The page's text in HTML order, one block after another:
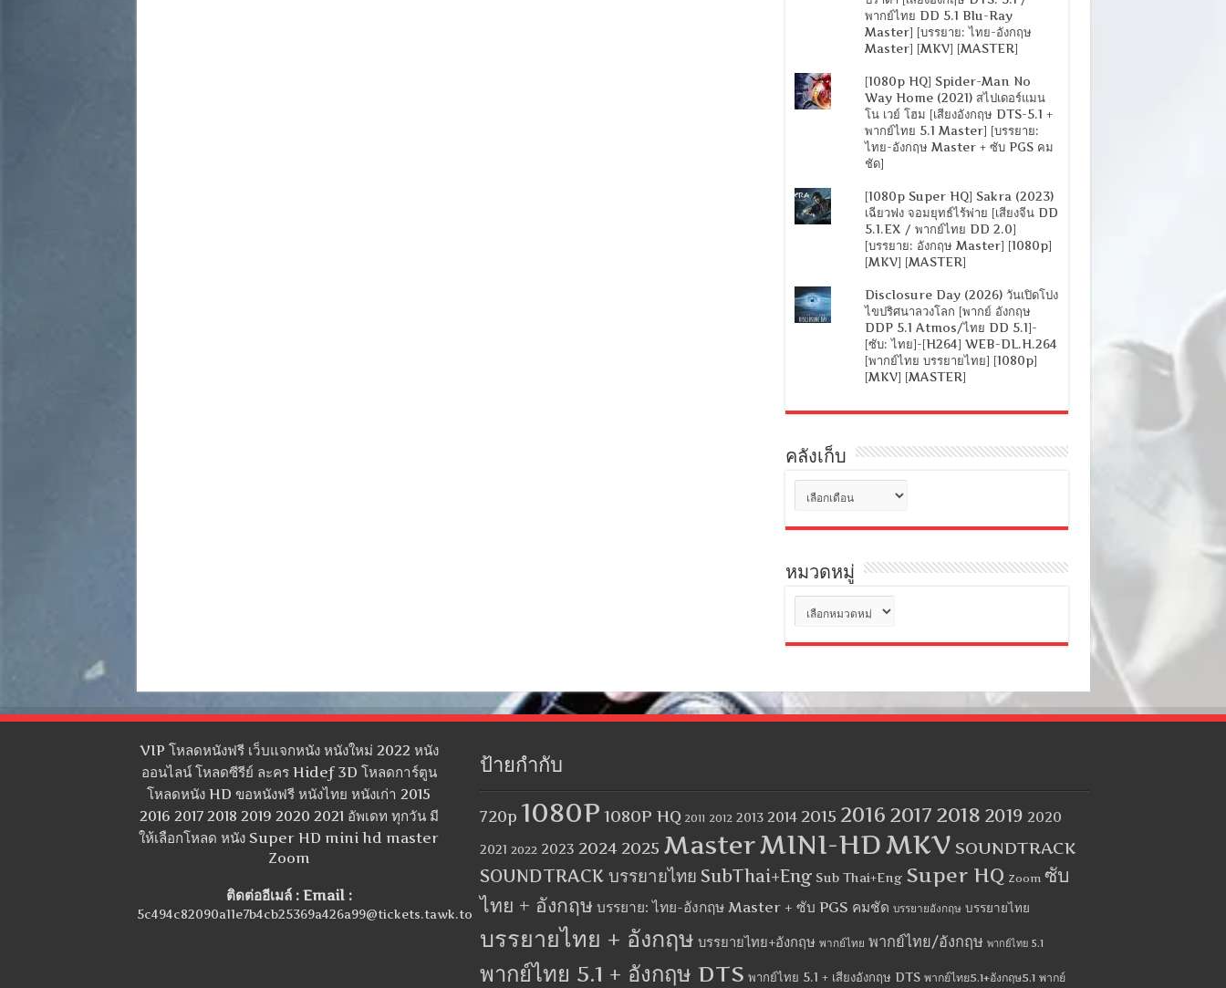
พากย์ไทย DD 5.1 Blu-Ray
Master] [บรรยาย: ไทย-อังกฤษ
Master] [MKV] [MASTER]
[1080p HQ] Spider-Man No
Way Home (2021) สไปเดอร์แมน
โน เวย์ โฮม [เสียงอังกฤษ DTS-5.1 +
พากย์ไทย 5.1 Master] [บรรยาย:
ไทย-อังกฤษ Master + ซับ PGS คม
ชัด]
[1080p Super HQ] Sakra (2023)
เฉียวฟง จอมยุทธ์ไร้พ่าย [เสียงจีน DD
5.1.EX / พากย์ไทย DD 2.0]
[บรรยาย: อังกฤษ Master] [1080p]
[MKV] [MASTER]
Disclosure Day (2026) วันเปิดโปง
ไขปริศนาลวงโลก [พากย์ อังกฤษ
DDP 5.1 Atmos/ไทย DD 5.1]-
[ซับ: ไทย]-[H264] WEB-DL.H.264
[พากย์ไทย บรรยายไทย] [1080p]
[MKV] [MASTER]
คลังเก็บ
เก็บ
หมวดหมู่
หมู่
VIP โหลดหนังฟรี เว็บแจกหนัง หนังใหม่ 2022 หนัง
ออนไลน์ โหลดซีรีย์ ละคร Hidef 3D โหลดการ์ตูน
โหลดหนัง HD ขอหนังฟรี หนังไทย หนังเก่า 2015
2016 2017 2018 2019 2020 2021 อัพเดท ทุกวัน มี
ให้เลือกโหลด หนัง Super HD mini hd master
Zoom
ติดต่ออีเมล์ : Email :
5c494c82090a11e7b4cb25369a426a99@tickets.tawk.to
ป้ายกำกับ
720p 1080P 1080P HQ 2011 2012 2013 2014 2015 2016 2017 2018 2019 2020
2021 2022 2023 2024 2025 MasterMINI-HDMKV SOUNDTRACK
SOUNDTRACK บรรยายไทย SubThai+Eng Sub Thai+Eng Super HQ Zoom ซับ
ไทย + อังกฤษ บรรยาย: ไทย-อังกฤษ Master + ซับ PGS คมชัด บรรยายอังกฤษ บรรยายไทย
บรรยายไทย + อังกฤษ บรรยายไทย+อังกฤษ พากย์ไทย พากย์ไทย/อังกฤษ พากย์ไทย 5.1
พากย์ไทย 5.1 + อังกฤษ DTS พากย์ไทย 5.1 + เสียงอังกฤษ DTS พากย์ไทย5.1+อังกฤษ5.1 พากย์